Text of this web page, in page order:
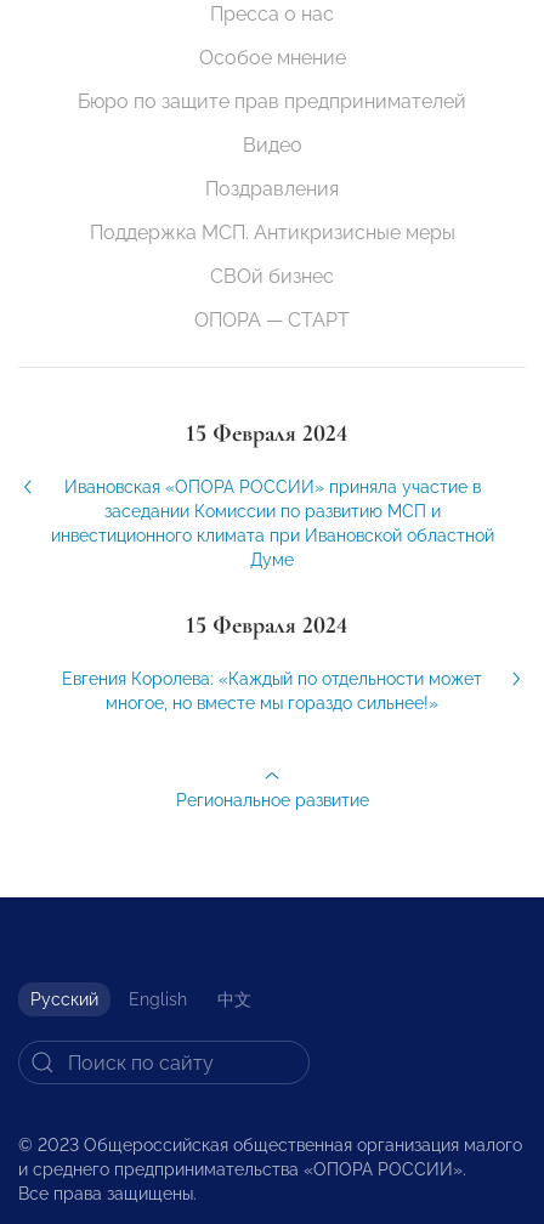
Пресса о нас
Особое мнение
Бюро по защите прав предпринимателей
Видео
Поздравления
Поддержка МСП. Антикризисные меры
СВОй бизнес
ОПОРА — СТАРТ
15 Февраля 2024
Ивановская «ОПОРА РОССИИ» приняла участие в
заседании Комиссии по развитию МСП и
инвестиционного климата при Ивановской областной
Думе
15 Февраля 2024
Евгения Королева: «Каждый по отдельности может
многое, но вместе мы гораздо сильнее!»
Региональное развитие
Русский English 中文
© 2023 Общероссийская общественная организация малого
и среднего предпринимательства «ОПОРА РОССИИ».
Все права защищены.